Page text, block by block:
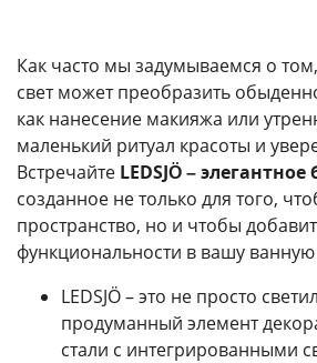
Как часто мы задумываемся о
свет может преобразить
как нанесение макияжа или
маленький ритуал красоты и
Встречайте LEDSJÖ – элегантное
созданное не только для того,
пространство, но и чтобы
функциональности в вашу ванную
LEDSJÖ – это не просто
продуманный элемент
стали с интегрированными